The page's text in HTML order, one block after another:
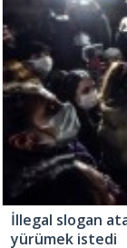
İllegal slogan
yürümek istedi